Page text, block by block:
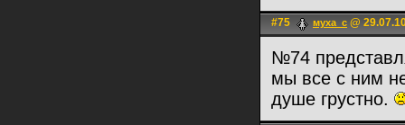
#75 муха_с @
№74
мы все с ним
душе грустно.